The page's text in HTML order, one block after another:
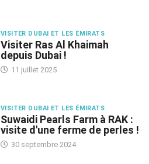
VISITER DUBAI ET LES ÉMIRATS
Visiter Ras Al Khaimah
depuis Dubai !
11 juillet 2025
VISITER DUBAI ET LES ÉMIRATS
Suwaidi Pearls Farm à RAK :
visite d'une ferme de perles !
30 septembre 2024